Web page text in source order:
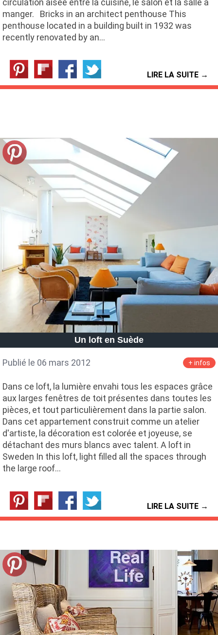
manger. Bricks in an architect penthouse This
penthouse located in a building built in 1932 was
recently renovated by an…
LIRE LA SUITE →
Un loft en Suède
Publié le 06 mars 2012 + infos
Dans ce loft, la lumière envahi tous les espaces grâce
aux larges fenêtres de toit présentes dans toutes les
pièces, et tout particulièrement dans la partie salon.
Dans cet appartement construit comme un atelier
d'artiste, la décoration est colorée et joyeuse, se
détachant des murs blancs avec talent. A loft in
Sweden In this loft, light filled all the spaces through
the large roof…
LIRE LA SUITE →